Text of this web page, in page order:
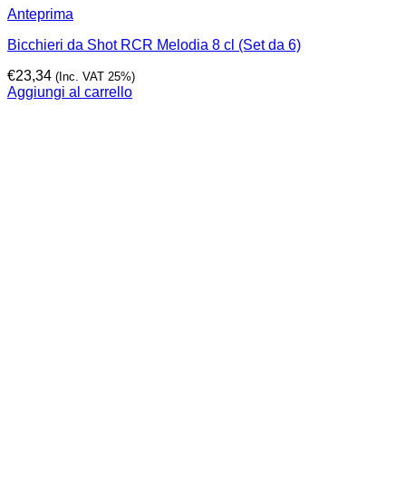
Anteprima
Bicchieri da Shot RCR Melodia 8 cl (Set da 6)
€23,34 (Inc. VAT 25%)
Aggiungi al carrello